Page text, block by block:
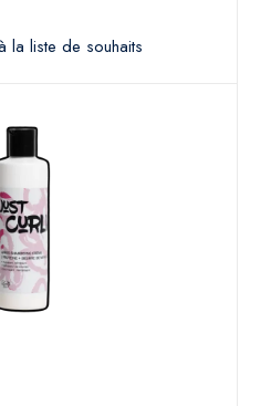
la liste de souhaits